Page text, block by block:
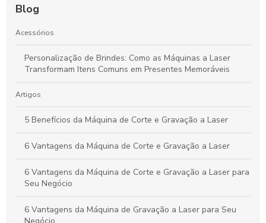
Blog
Acessórios
Personalização de Brindes: Como as Máquinas a Laser
Transformam Itens Comuns em Presentes Memoráveis
Artigos
5 Benefícios da Máquina de Corte e Gravação a Laser
6 Vantagens da Máquina de Corte e Gravação a Laser
6 Vantagens da Máquina de Corte e Gravação a Laser para
Seu Negócio
6 Vantagens da Máquina de Gravação a Laser para Seu